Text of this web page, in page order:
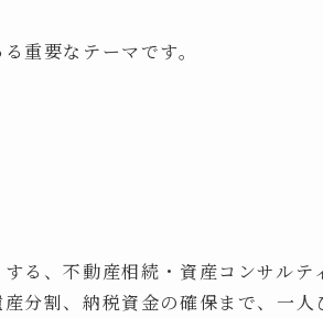
重要なテーマです。
る、不動産相続・資産コンサルテ
分割、納税資金の確保まで、一